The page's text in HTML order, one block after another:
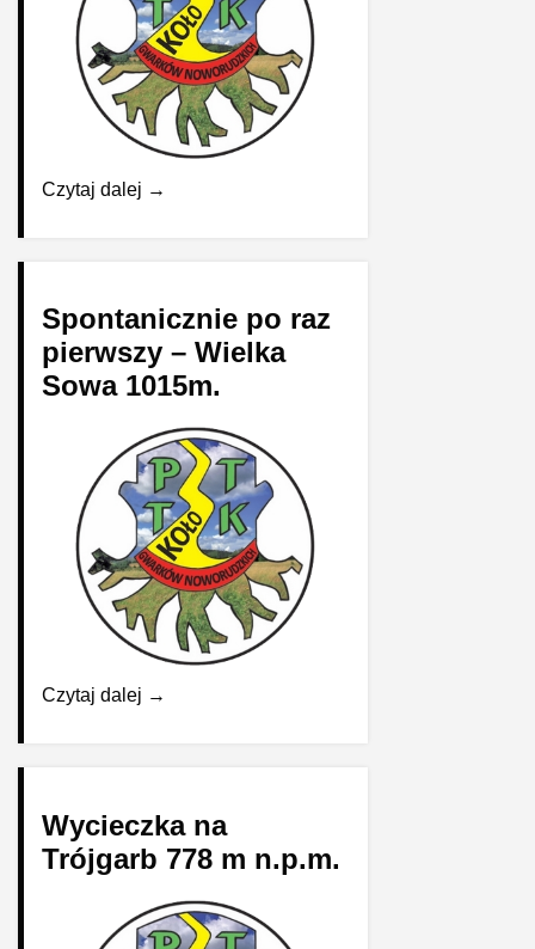
Czytaj dalej →
Spontanicznie po raz
pierwszy – Wielka
Sowa 1015m.
Czytaj dalej →
Wycieczka na
Trójgarb 778 m n.p.m.